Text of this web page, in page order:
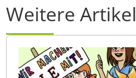
Weitere Artikel